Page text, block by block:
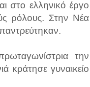
στο ελληνικό έργο
ρόλους. Στην Νέα
την
κράτησε γυναικείο